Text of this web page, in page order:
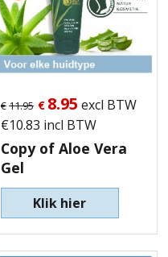
€11.95 € 8.95 excl BTW
€10.83 incl BTW
Copy of Aloe Vera
Gel
Klik hier